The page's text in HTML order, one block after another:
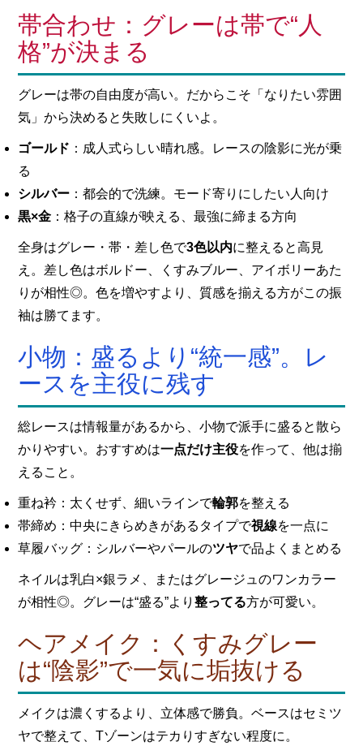
帯合わせ：グレーは帯で“人
格”が決まる
グレーは帯の自由度が高い。だからこそ「なりたい雰囲
気」から決めると失敗しにくいよ。
ゴールド ：成人式らしい晴れ感。レースの陰影に光が乗
る
シルバー ：都会的で洗練。モード寄りにしたい人向け
黒×金 ：格子の直線が映える、最強に締まる方向
全身はグレー・帯・差し色で3色以内に整えると高見
え。差し色はボルドー、くすみブルー、アイボリーあた
りが相性◎。色を増やすより、質感を揃える方がこの振
袖は勝てます。
小物：盛るより“統一感”。レ
ースを主役に残す
総レースは情報量があるから、小物で派手に盛ると散ら
かりやすい。おすすめは一点だけ主役を作って、他は揃
えること。
重ね衿：太くせず、細いラインで輪郭を整える
帯締め：中央にきらめきがあるタイプで視線を一点に
草履バッグ：シルバーやパールのツヤで品よくまとめる
ネイルは乳白×銀ラメ、またはグレージュのワンカラー
が相性◎。グレーは“盛る”より整ってる方が可愛い。
ヘアメイク：くすみグレー
は“陰影”で一気に垢抜ける
メイクは濃くするより、立体感で勝負。ベースはセミツ
ヤで整えて、Tゾーンはテカりすぎない程度に。